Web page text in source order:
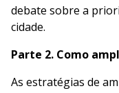
debate sobre a
cidade.
Parte 2. Como
As estratégias de